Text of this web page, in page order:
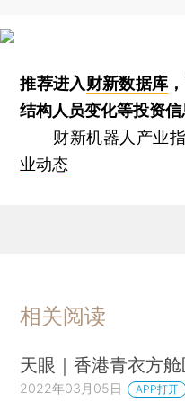
推荐进入财新数据库
结构人员变化等投资信
财新机器人产业指
业动态
相关阅读
天眼｜香港青衣方
2022年03月05日 APP打开